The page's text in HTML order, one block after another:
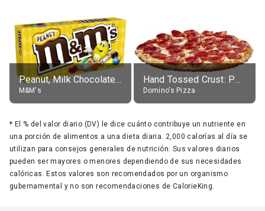
Peanut, Milk Chocolate Candies
M&M's
Hand Tossed Crust: Pepperoni Pizza (Large 14")
Domino's Pizza
* El % del valor diario (DV) le dice cuánto contribuye un nutriente en
una porción de alimentos a una dieta diaria. 2,000 calorías al día se
utilizan para consejos generales de nutrición. Sus valores diarios
pueden ser mayores o menores dependiendo de sus necesidades
calóricas. Estos valores son recomendados por un organismo
gubernamental y no son recomendaciones de CalorieKing.